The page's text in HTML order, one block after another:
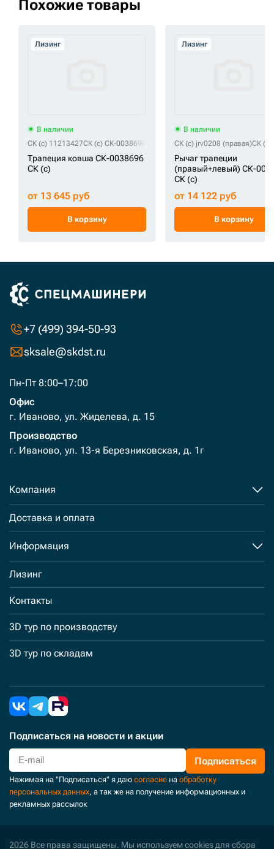
Похожие товары
Лизинг
В наличии
СК (c) 11213427СК (c) СК-0038696
Трапеция ковша СК-0038696
СК (c)
от 13 645 руб
В корзину
Лизинг
В наличии
СК (c) jrv0208 (правая)СК (c)
Рычаг трапеции
(правый+левый) СК-
СК (c)
от 14 122 руб
В корзину
+7 (499) 394-50-93
sksale@skdst.ru
Пн-Пт 8:00–17:00
Офис
г. Иваново, ул. Жиделева, д. 15
Производство
г. Иваново, ул. 13-я Березниковская, д. 1г
Компания
Доставка и оплата
Информация
Лизинг
Контакты
3D тур по производству
3D тур по складам
Подписаться на новости и акции
Подписаться
Нажимая на "Подписаться" я даю согласие на обработку
персональных данных, а так же на получение информационных и
рекламных рассылок
2026 Все права защищены. Мы используем cookies для сбора